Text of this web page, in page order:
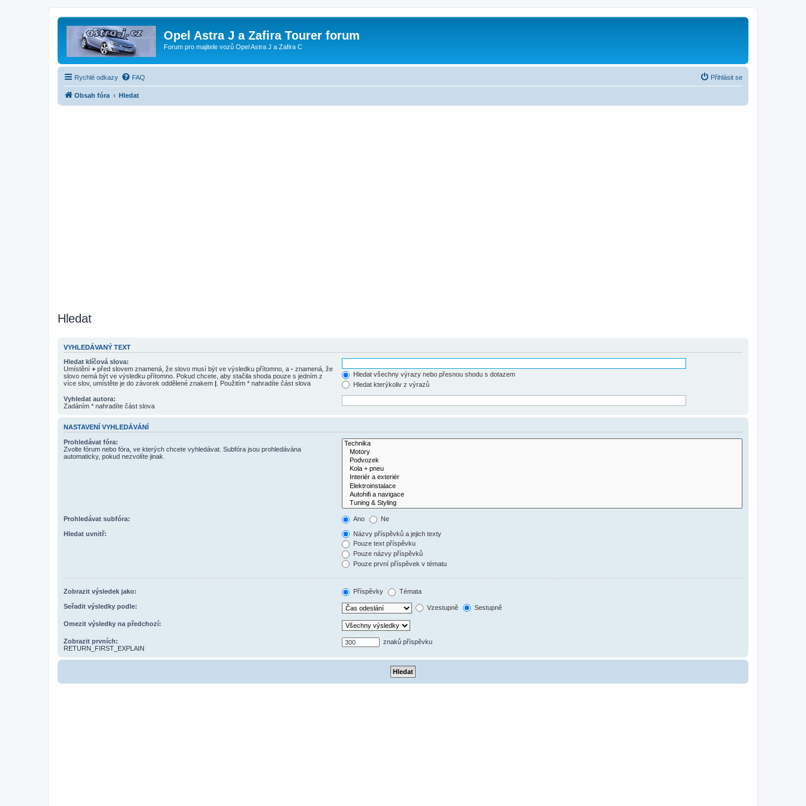
Opel Astra J a Zafira Tourer forum
Forum pro majitele vozů Opel Astra J a Zafira C
Rychlé odkazy FAQ Přihlásit se
Obsah fóra Hledat
Hledat
VYHLEDÁVANÝ TEXT
Hledat klíčová slova:
Umístění + před slovem znamená, že slovo musí být ve výsledku přítomno, a - znamená, že
slovo nemá být ve výsledku přítomno. Pokud chcete, aby stačila shoda pouze s jedním z
více slov, umístěte je do závorek oddělené znakem | . Použitím * nahradíte část slova
Hledat všechny výrazy nebo přesnou shodu s dotazem
Hledat kterýkoliv z výrazů
Vyhledat autora:
Zadáním * nahradíte část slova
NASTAVENÍ VYHLEDÁVÁNÍ
Prohledávat fóra:
Zvolte fórum nebo fóra, ve kterých chcete vyhledávat. Subfóra jsou prohledávána
automaticky, pokud nezvolíte jinak.
Prohledávat subfóra: Ano Ne
Hledat uvnitř:
Názvy příspěvků a jejich texty
Pouze text příspěvku
Pouze názvy příspěvků
Pouze první příspěvek v tématu
Zobrazit výsledek jako: Příspěvky Témata
Seřadit výsledky podle: Vzestupně Sestupně
Omezit výsledky na předchozí:
Zobrazit prvních:
RETURN_FIRST_EXPLAIN
znaků příspěvku